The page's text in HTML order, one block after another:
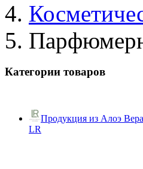
Категории товаров
Продукция из Алоэ Вера
LR